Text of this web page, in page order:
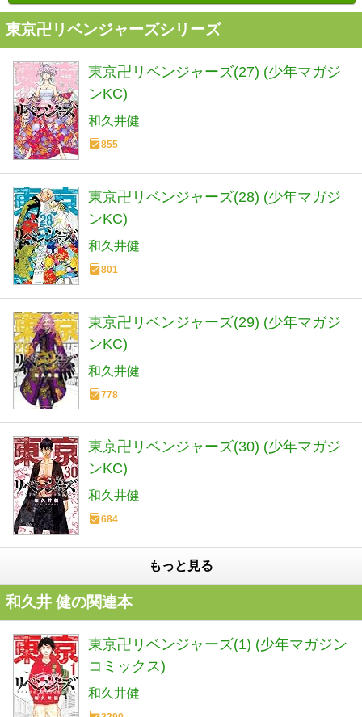
東京卍リベンジャーズシリーズ
東京卍リベンジャーズ(27) (少年マガジ
ンKC)
和久井健
855
東京卍リベンジャーズ(28) (少年マガジ
ンKC)
和久井健
801
東京卍リベンジャーズ(29) (少年マガジ
ンKC)
和久井健
778
東京卍リベンジャーズ(30) (少年マガジ
ンKC)
和久井健
684
もっと見る
和久井 健の関連本
東京卍リベンジャーズ(1) (少年マガジン
コミックス)
和久井健